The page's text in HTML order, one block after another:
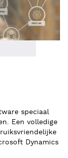
speciaal
Een volledige
Dynamics